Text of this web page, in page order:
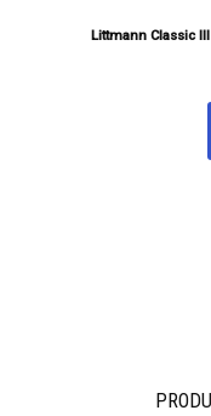
Littmann Classic